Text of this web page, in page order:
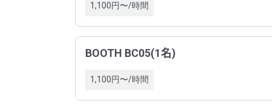
1,100円〜/時間
BOOTH BC05(1名)
1,100円〜/時間